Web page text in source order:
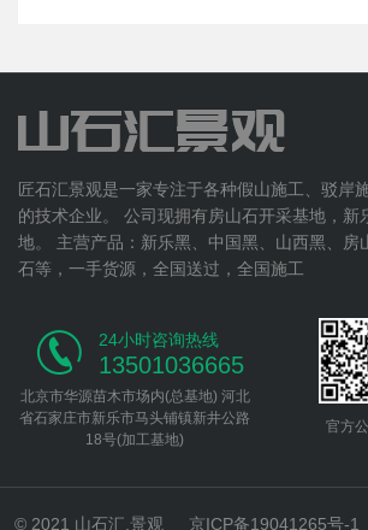
匠石汇景观是一家专注于各种假山施工、驳岸
的技术企业。 公司现拥有房山石开采基地，新
地。 主营产品：新乐黑、中国黑、山西黑、房
石等，一手货源，全国送过，全国施工
24小时咨询热线
13501036665
北京市华源苗木市场内(总基地) 河北
省石家庄市新乐市马头铺镇新井公路
18号(加工基地)
官方
© 2021 山石汇.景观 京ICP备19041265号-1